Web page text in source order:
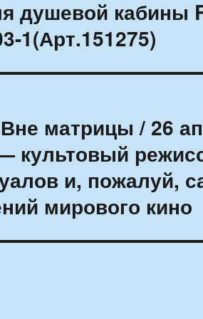
душевой кабины
1(Арт.151275)
матрицы / 26
культовый
и, пожалуй,
мирового кино